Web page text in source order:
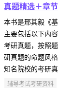
真题精选＋章节
本书是邢其毅《
主要包括以下内
考研真题，按照
研真题的命题风
知名院校的考研
辅导考试考研资料